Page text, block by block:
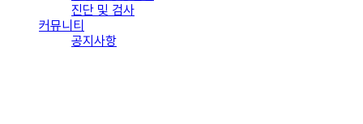
진단 및 검사
커뮤니티
공지사항